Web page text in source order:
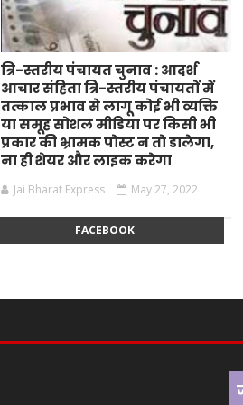
त्रि-स्तरीय पंचायत चुनाव : आदर्श
आचार संहिता त्रि-स्तरीय पंचायतों में
तत्काल प्रभाव से लागू कोई भी व्यक्ति
या समूह सोशल मीडिया पर किसी भी
प्रकार की भ्रामक पोस्ट न तो डालेगा,
ना ही शेयर और लाइक करेगा
Jai Bharat Express May 27, 2022
FACEBOOK